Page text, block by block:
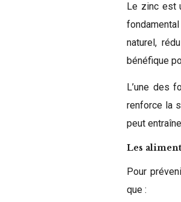
Le zinc est
naturel,
bénéfique
L’une des
renforce la
peut
Les
Pour
que :